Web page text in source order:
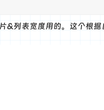
&列表宽度用的。这个根